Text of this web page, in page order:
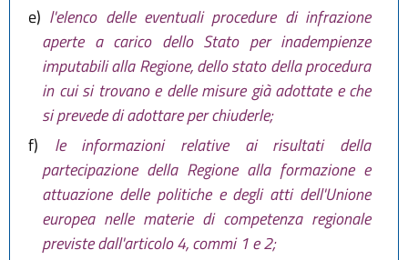
e) l'elenco delle eventuali procedure di infrazione
aperte a carico dello Stato per inadempienze
imputabili alla Regione, dello stato della procedura
in cui si trovano e delle misure già adottate e che
si prevede di adottare per chiuderle;
f)
le informazioni relative ai risultati della
partecipazione della Regione alla formazione e
attuazione delle politiche e degli atti dell'Unione
europea nelle materie di competenza regionale
previste dall'articolo 4, commi 1 e 2;